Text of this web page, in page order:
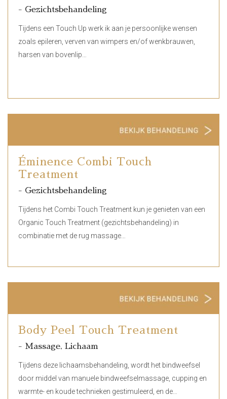
- Gezichtsbehandeling
Tijdens een Touch Up werk ik aan je persoonlijke wensen
zoals epileren, verven van wimpers en/of wenkbrauwen,
harsen van bovenlip…
Éminence Combi Touch
Treatment
- Gezichtsbehandeling
Tijdens het Combi Touch Treatment kun je genieten van een
Organic Touch Treatment (gezichtsbehandeling) in
combinatie met de rug massage…
Body Peel Touch Treatment
- Massage, Lichaam
Tijdens deze lichaamsbehandeling, wordt het bindweefsel
door middel van manuele bindweefselmassage, cupping en
warmte- en koude technieken gestimuleerd, en de…